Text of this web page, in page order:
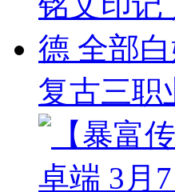
复古三职